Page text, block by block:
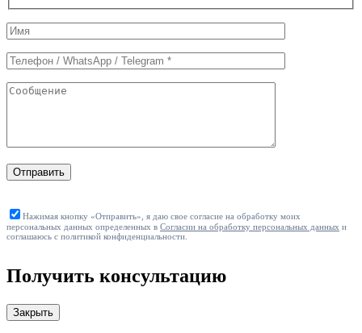
Служебные
поля
формы
Отправить
Нажимая кнопку «Отправить», я даю свое согласие на обработку моих
персональных данных определенных в Согласии на обработку персональных данных и
соглашаюсь с политикой конфиденциальности.
Получить консультацию
Закрыть